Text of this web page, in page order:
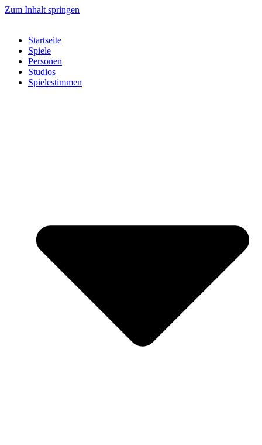
Zum Inhalt springen
Startseite
Spiele
Personen
Studios
Spielestimmen